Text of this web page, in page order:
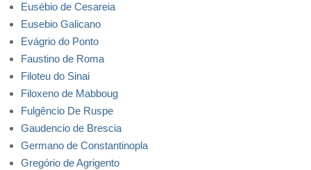
Eusébio de Cesareia
Eusebio Galicano
Evágrio do Ponto
Faustino de Roma
Filoteu do Sinai
Filoxeno de Mabboug
Fulgêncio De Ruspe
Gaudencio de Brescia
Germano de Constantinopla
Gregório de Agrigento